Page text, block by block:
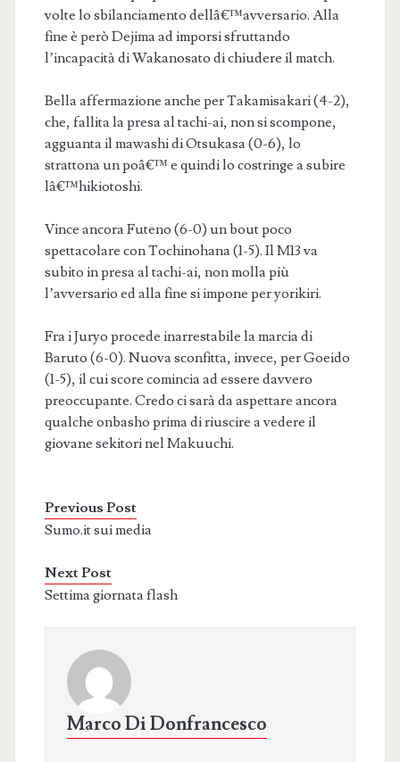
volte lo sbilanciamento dellâ€™avversario. Alla
fine è però Dejima ad imporsi sfruttando
l’incapacità di Wakanosato di chiudere il match.
Bella affermazione anche per Takamisakari (4-2),
che, fallita la presa al tachi-ai, non si scompone,
agguanta il mawashi di Otsukasa (0-6), lo
strattona un poâ€™ e quindi lo costringe a subire
lâ€™hikiotoshi.
Vince ancora Futeno (6-0) un bout poco
spettacolare con Tochinohana (1-5). Il M13 va
subito in presa al tachi-ai, non molla più
l’avversario ed alla fine si impone per yorikiri.
Fra i Juryo procede inarrestabile la marcia di
Baruto (6-0). Nuova sconfitta, invece, per Goeido
(1-5), il cui score comincia ad essere davvero
preoccupante. Credo ci sarà da aspettare ancora
qualche onbasho prima di riuscire a vedere il
giovane sekitori nel Makuuchi.
Previous Post
Sumo.it sui media
Next Post
Settima giornata flash
Marco Di Donfrancesco